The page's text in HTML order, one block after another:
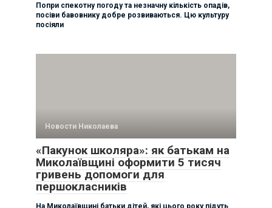
Попри спекотну погоду та незначну кількість опадів,
посіви бавовнику добре розвиваються. Цю культуру
посіяли
Новости Николаева
«Пакунок школяра»: як батькам на
Миколаївщині оформити 5 тисяч
гривень допомоги для
першокласників
На Миколаївщині батьки дітей, які цього року підуть